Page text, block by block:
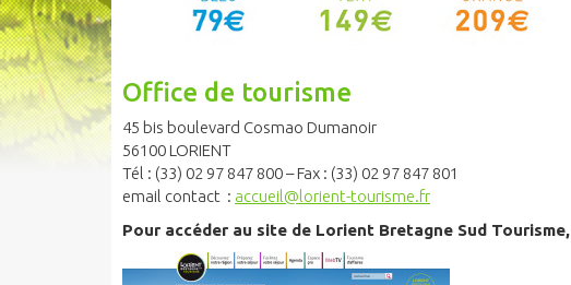
Office de tourisme
45 bis boulevard Cosmao Dumanoir
56100 LORIENT
Tél : (33) 02 97 847 800 – Fax : (33) 02 97 847 801
email contact : accueil@lorient-tourisme.fr
Pour accéder au site de Lorient Bretagne Sud Tourisme,